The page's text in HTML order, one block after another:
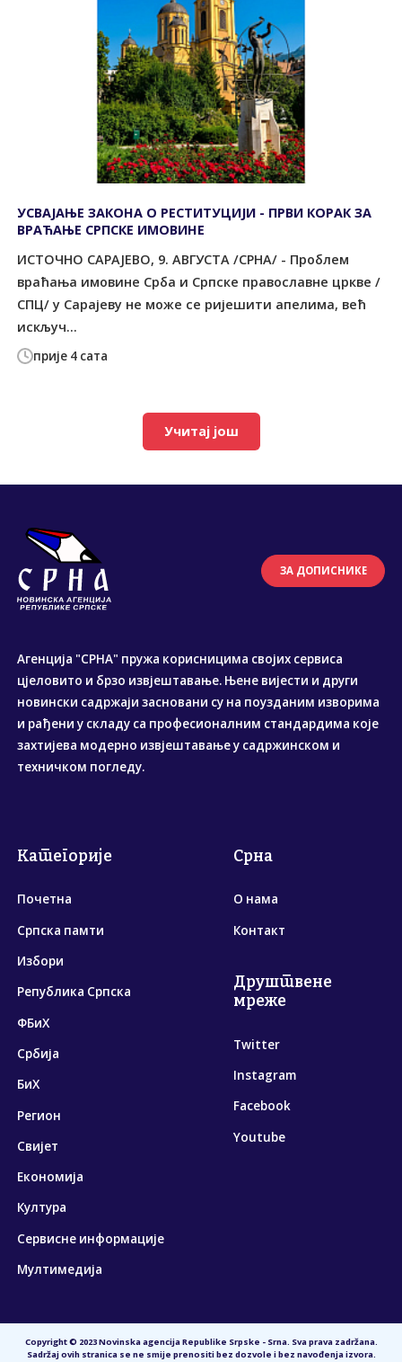
прије 4 сата
УСВАЈАЊЕ ЗАКОНА О РЕСТИТУЦИЈИ - ПРВИ КОРАК ЗА
ВРАЋАЊЕ СРПСКЕ ИМОВИНЕ
ИСТОЧНО САРАЈЕВО, 9. АВГУСТА /СРНА/ - Проблем
враћања имовине Срба и Српске православне цркве /
СПЦ/ у Сарајеву не може се ријешити апелима, већ
искључ...
Учитај још
ЗА ДОПИСНИКЕ
Агенција "СРНА" пружа корисницима својих сервиса
цјеловито и брзо извјештавање. Њене вијести и други
новински садржаји засновани су на поузданим изворима
и рађени у складу са професионалним стандардима које
захтијева модерно извјештавање у садржинском и
техничком погледу.
Категорије
Почетна
Српска памти
Избори
Република Српска
ФБиХ
Србија
БиХ
Регион
Свијет
Економија
Култура
Сервисне информације
Мултимедија
Срна
О нама
Контакт
Друштвене
мреже
Twitter
Instagram
Facebook
Youtube
Copyright © 2023 Novinska agencija Republike Srpske - Srna. Sva prava zadržana.
Sadržaj ovih stranica se ne smije prenositi bez dozvole i bez navođenja izvora.